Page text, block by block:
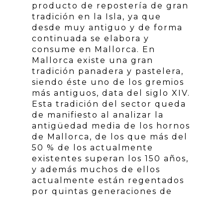
producto de repostería de gran
tradición en la Isla, ya que
desde muy antiguo y de forma
continuada se elabora y
consume en Mallorca. En
Mallorca existe una gran
tradición panadera y pastelera,
siendo éste uno de los gremios
más antiguos, data del siglo XIV.
Esta tradición del sector queda
de manifiesto al analizar la
antigüedad media de los hornos
de Mallorca, de los que más del
50 % de los actualmente
existentes superan los 150 años,
y además muchos de ellos
actualmente están regentados
por quintas generaciones de